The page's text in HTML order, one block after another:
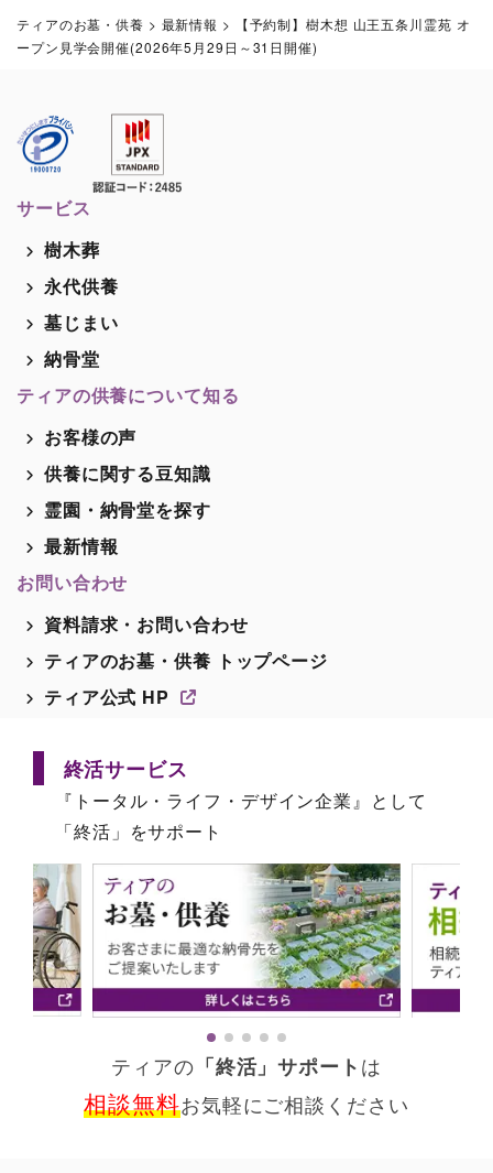
ティアのお墓・供養 > 最新情報 >
【予約制】樹木想 山王五条川霊苑 オ
ープン見学会開催(2026年5月29日～31日開催)
サービス
樹木葬
永代供養
墓じまい
納骨堂
ティアの供養について知る
お客様の声
供養に関する豆知識
霊園・納骨堂を探す
最新情報
お問い合わせ
資料請求・お問い合わせ
ティアのお墓・供養 トップページ
ティア公式 HP
終活サービス
『トータル・ライフ・デザイン企業』として
「終活」をサポート
ティアの 「終活」サポート は
相談無料お気軽にご相談ください